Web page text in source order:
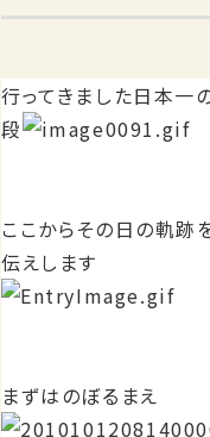
行ってきました日本一
段
ここからその日の軌跡
伝えします
まずはのぼるまえ